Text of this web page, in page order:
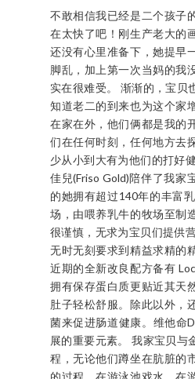
不敢相信我已经是二个孩子